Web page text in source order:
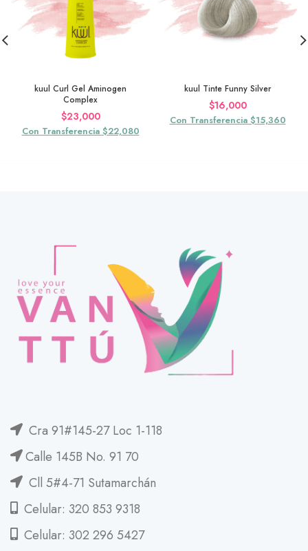
kuul Curl Gel Aminogen
Complex
$23,000
Con Transferencia $22,080
kuul Tinte Funny Silver
$16,000
Con Transferencia $15,360
Cra 91#145-27 Loc 1-118
Calle 145B No. 91 70
Cll 5#4-71 Sutamarchán
Celular: 320 853 9318
Celular: 302 296 5427